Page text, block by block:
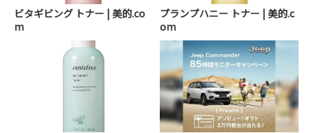
ビタギビング トナー | 美的.co
m
プランプハニー トナー | 美的.c
om